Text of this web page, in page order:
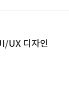
UX 디자인